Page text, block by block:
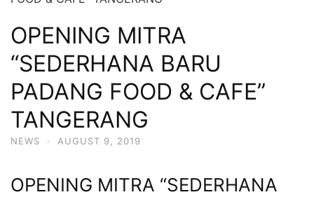
OPENING MITRA
“SEDERHANA BARU
PADANG FOOD & CAFE”
TANGERANG
NEWS · AUGUST 9, 2019
OPENING MITRA “SEDERHANA